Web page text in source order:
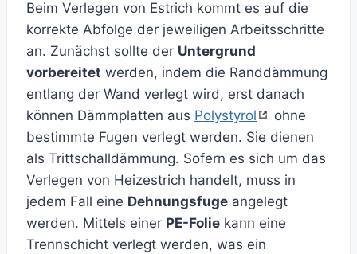
Beim Verlegen von Estrich kommt es auf die
korrekte Abfolge der jeweiligen Arbeitsschritte
an. Zunächst sollte der Untergrund
vorbereitet werden, indem die Randdämmung
entlang der Wand verlegt wird, erst danach
können Dämmplatten aus Polystyrol
ohne
bestimmte Fugen verlegt werden. Sie dienen
als Trittschalldämmung. Sofern es sich um das
Verlegen von Heizestrich handelt, muss in
jedem Fall eine Dehnungsfuge angelegt
werden. Mittels einer PE-Folie kann eine
Trennschicht verlegt werden, was ein